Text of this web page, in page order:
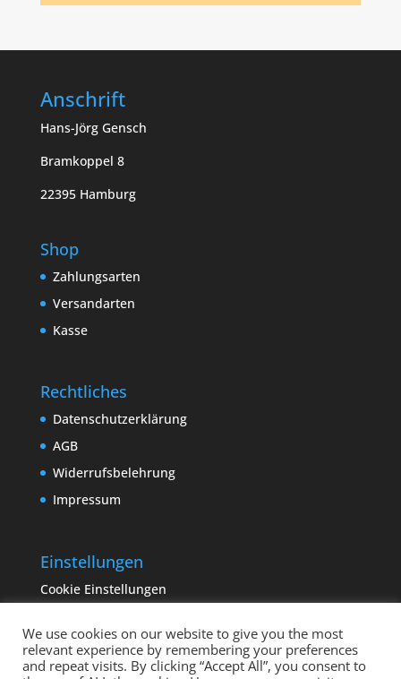
Anschrift
Hans-Jörg Gensch
Bramkoppel 8
22395 Hamburg
Shop
Zahlungsarten
Versandarten
Kasse
Rechtliches
Datenschutzerklärung
AGB
Widerrufsbelehrung
Impressum
Einstellungen
Cookie Einstellungen
We use cookies on our website to give you the most
relevant experience by remembering your preferences
and repeat visits. By clicking “Accept All”, you consent to